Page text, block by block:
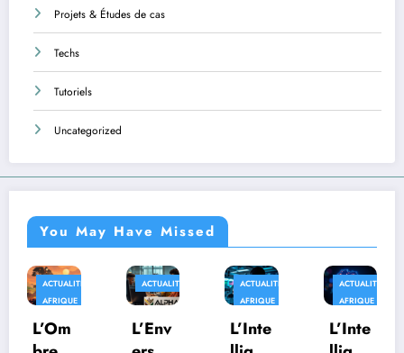
Projets & Études de cas
Techs
Tutoriels
Uncategorized
You May Have Missed
ACTUALITÉS
AFRIQUE
L’Om
ACTUALITÉS
L’Env
ACTUALITÉS
AFRIQUE
L’Inte
ACTUALITÉS
AFRIQUE
L’Inte